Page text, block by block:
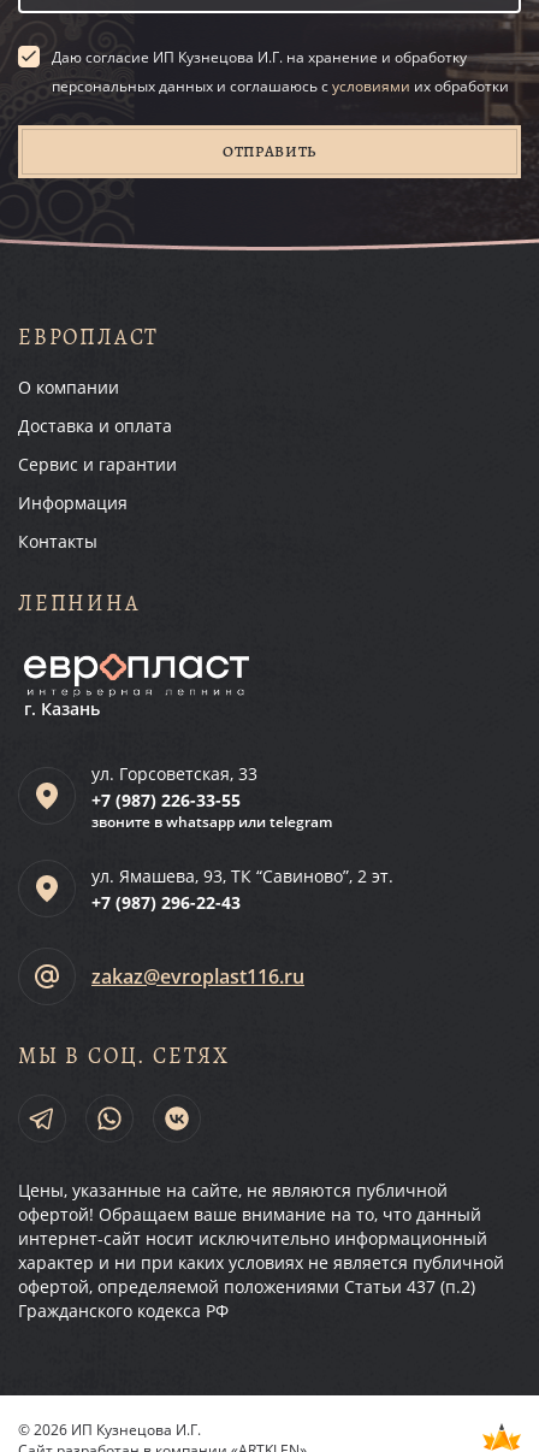
Даю согласие ИП Кузнецова И.Г. на хранение и обработку
персональных данных и соглашаюсь сусловиями их обработки
ОТПРАВИТЬ
ЕВРОПЛАСТ
О компании
Доставка и оплата
Сервис и гарантии
Информация
Контакты
ЛЕПНИНА
г. Казань
ул. Горсоветская, 33
+7 (987) 226-33-55
звоните в whatsapp или telegram
ул. Ямашева, 93, ТК “Савиново”, 2 эт.
+7 (987) 296-22-43
zakaz@evroplast116.ru
МЫ В СОЦ. СЕТЯХ
Цены, указанные на сайте, не являются публичной
офертой! Обращаем ваше внимание на то, что данный
интернет-сайт носит исключительно информационный
характер и ни при каких условиях не является публичной
офертой, определяемой положениями Статьи 437 (п.2)
Гражданского кодекса РФ
© 2026 ИП Кузнецова И.Г.